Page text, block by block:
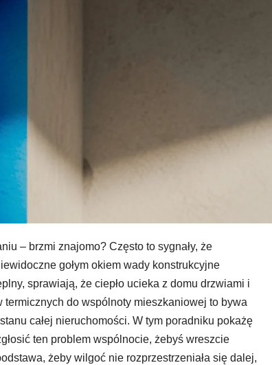
– brzmi znajomo? Często to sygnały, że
gołym okiem wady konstrukcyjne
sprawiają, że ciepło ucieka z domu drzwiami i
do wspólnoty mieszkaniowej to bywa
całej nieruchomości. W tym poradniku pokażę
ten problem wspólnocie, żebyś wreszcie
żeby wilgoć nie rozprzestrzeniała się dalej,